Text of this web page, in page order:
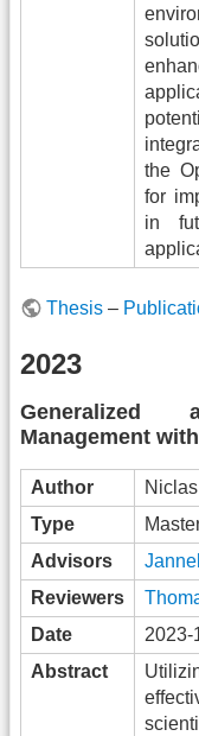
the
for
in
Thesis –
2023
Generalized
Management
Author
Type
Advisors
Reviewers
Date
2023-
Abstract